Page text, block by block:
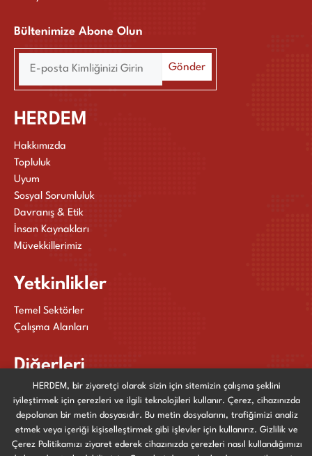
Bültenimize Abone Olun
HERDEM
Hakkımızda
Topluluk
Uyum
Sosyal Sorumluluk
Davranış & Etik
İnsan Kaynakları
Müvekkillerimiz
Yetkinlikler
Temel Sektörler
Çalışma Alanları
Diğerleri
Yayınlarımız
Haberler ve Etkinlikler
Bize Ulaşın
HERDEM, bir ziyaretçi olarak sizin için sitemizin çalışma şeklini
iyileştirmek için çerezleri ve ilgili teknolojileri kullanır. Çerez, cihazınızda
depolanan bir metin dosyasıdır. Bu metin dosyalarını, trafiğimizi analiz
etmek veya içeriği kişiselleştirmek gibi işlevler için kullanırız. Gizlilik ve
Çerez Politikamızı ziyaret ederek cihazınızda çerezleri nasıl kullandığımızı